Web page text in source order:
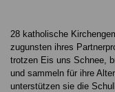
28 katholische
zugunsten ihres
trotzen Eis uns Schnee,
und sammeln für ihre
unterstützen sie die